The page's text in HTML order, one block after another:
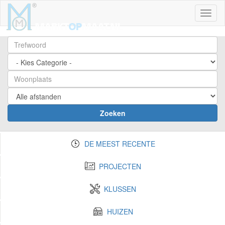
Zoeken
DE MEEST RECENTE
PROJECTEN
KLUSSEN
HUIZEN